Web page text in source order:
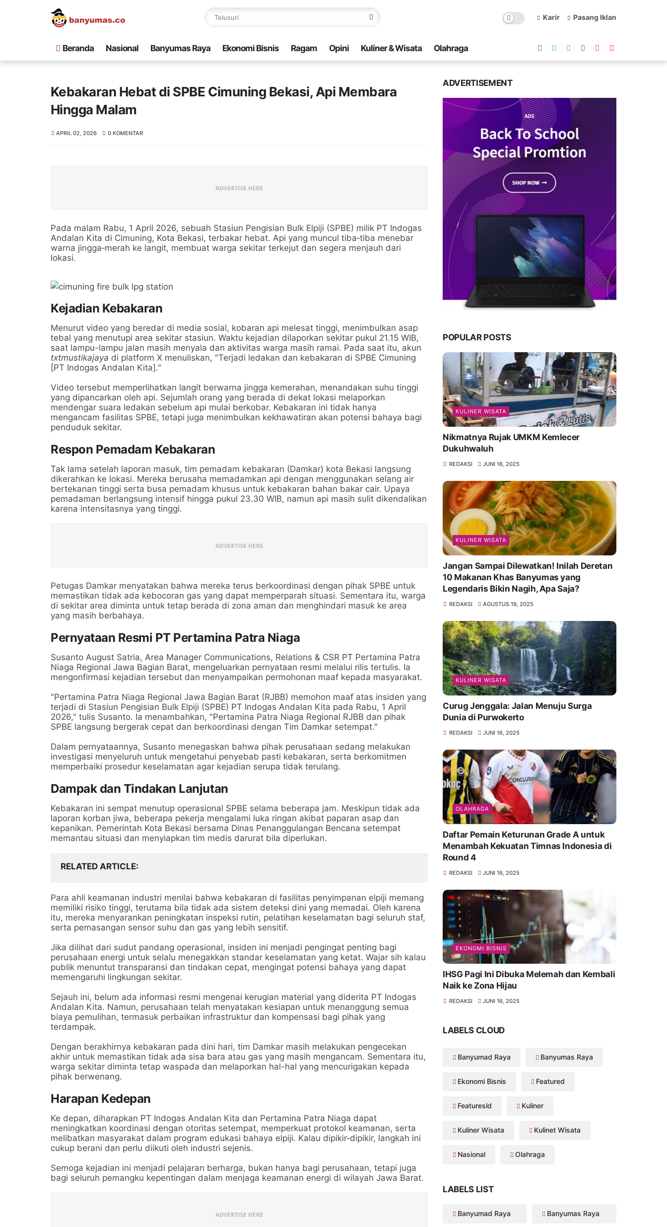
Karir Pasang Iklan
Beranda Nasional Banyumas Raya Ekonomi Bisnis Ragam Opini Kuliner & Wisata Olahraga
Kebakaran Hebat di SPBE Cimuning Bekasi, Api Membara
Hingga Malam
APRIL 02, 2026 0 KOMENTAR
Pada malam Rabu, 1 April 2026, sebuah Stasiun Pengisian Bulk Elpiji (SPBE) milik PT Indogas
Andalan Kita di Cimuning, Kota Bekasi, terbakar hebat. Api yang muncul tiba‑tiba menebar
warna jingga‑merah ke langit, membuat warga sekitar terkejut dan segera menjauh dari
lokasi.
Kejadian Kebakaran
Menurut video yang beredar di media sosial, kobaran api melesat tinggi, menimbulkan asap
tebal yang menutupi area sekitar stasiun. Waktu kejadian dilaporkan sekitar pukul 21.15 WIB,
saat lampu-lampu jalan masih menyala dan aktivitas warga masih ramai. Pada saat itu, akun
txtmustikajaya di platform X menuliskan, "Terjadi ledakan dan kebakaran di SPBE Cimuning
[PT Indogas Andalan Kita]."
Video tersebut memperlihatkan langit berwarna jingga kemerahan, menandakan suhu tinggi
yang dipancarkan oleh api. Sejumlah orang yang berada di dekat lokasi melaporkan
mendengar suara ledakan sebelum api mulai berkobar. Kebakaran ini tidak hanya
mengancam fasilitas SPBE, tetapi juga menimbulkan kekhawatiran akan potensi bahaya bagi
penduduk sekitar.
Respon Pemadam Kebakaran
Tak lama setelah laporan masuk, tim pemadam kebakaran (Damkar) kota Bekasi langsung
dikerahkan ke lokasi. Mereka berusaha memadamkan api dengan menggunakan selang air
bertekanan tinggi serta busa pemadam khusus untuk kebakaran bahan bakar cair. Upaya
pemadaman berlangsung intensif hingga pukul 23.30 WIB, namun api masih sulit dikendalikan
karena intensitasnya yang tinggi.
Petugas Damkar menyatakan bahwa mereka terus berkoordinasi dengan pihak SPBE untuk
memastikan tidak ada kebocoran gas yang dapat memperparah situasi. Sementara itu, warga
di sekitar area diminta untuk tetap berada di zona aman dan menghindari masuk ke area
yang masih berbahaya.
Pernyataan Resmi PT Pertamina Patra Niaga
Susanto August Satria, Area Manager Communications, Relations & CSR PT Pertamina Patra
Niaga Regional Jawa Bagian Barat, mengeluarkan pernyataan resmi melalui rilis tertulis. Ia
mengonfirmasi kejadian tersebut dan menyampaikan permohonan maaf kepada masyarakat.
"Pertamina Patra Niaga Regional Jawa Bagian Barat (RJBB) memohon maaf atas insiden yang
terjadi di Stasiun Pengisian Bulk Elpiji (SPBE) PT Indogas Andalan Kita pada Rabu, 1 April
2026," tulis Susanto. Ia menambahkan, "Pertamina Patra Niaga Regional RJBB dan pihak
SPBE langsung bergerak cepat dan berkoordinasi dengan Tim Damkar setempat."
Dalam pernyataannya, Susanto menegaskan bahwa pihak perusahaan sedang melakukan
investigasi menyeluruh untuk mengetahui penyebab pasti kebakaran, serta berkomitmen
memperbaiki prosedur keselamatan agar kejadian serupa tidak terulang.
Dampak dan Tindakan Lanjutan
Kebakaran ini sempat menutup operasional SPBE selama beberapa jam. Meskipun tidak ada
laporan korban jiwa, beberapa pekerja mengalami luka ringan akibat paparan asap dan
kepanikan. Pemerintah Kota Bekasi bersama Dinas Penanggulangan Bencana setempat
memantau situasi dan menyiapkan tim medis darurat bila diperlukan.
RELATED ARTICLE
Para ahli keamanan industri menilai bahwa kebakaran di fasilitas penyimpanan elpiji memang
memiliki risiko tinggi, terutama bila tidak ada sistem deteksi dini yang memadai. Oleh karena
itu, mereka menyarankan peningkatan inspeksi rutin, pelatihan keselamatan bagi seluruh staf,
serta pemasangan sensor suhu dan gas yang lebih sensitif.
Jika dilihat dari sudut pandang operasional, insiden ini menjadi pengingat penting bagi
perusahaan energi untuk selalu menegakkan standar keselamatan yang ketat. Wajar sih kalau
publik menuntut transparansi dan tindakan cepat, mengingat potensi bahaya yang dapat
memengaruhi lingkungan sekitar.
Sejauh ini, belum ada informasi resmi mengenai kerugian material yang diderita PT Indogas
Andalan Kita. Namun, perusahaan telah menyatakan kesiapan untuk menanggung semua
biaya pemulihan, termasuk perbaikan infrastruktur dan kompensasi bagi pihak yang
terdampak.
Dengan berakhirnya kebakaran pada dini hari, tim Damkar masih melakukan pengecekan
akhir untuk memastikan tidak ada sisa bara atau gas yang masih mengancam. Sementara itu,
warga sekitar diminta tetap waspada dan melaporkan hal-hal yang mencurigakan kepada
pihak berwenang.
Harapan Kedepan
Ke depan, diharapkan PT Indogas Andalan Kita dan Pertamina Patra Niaga dapat
meningkatkan koordinasi dengan otoritas setempat, memperkuat protokol keamanan, serta
melibatkan masyarakat dalam program edukasi bahaya elpiji. Kalau dipikir‑dipikir, langkah ini
cukup berani dan perlu diikuti oleh industri sejenis.
Semoga kejadian ini menjadi pelajaran berharga, bukan hanya bagi perusahaan, tetapi juga
bagi seluruh pemangku kepentingan dalam menjaga keamanan energi di wilayah Jawa Barat.
ADVERTISEMENT
POPULAR POSTS
KULINER WISATA
Nikmatnya Rujak UMKM Kemlecer
Dukuhwaluh
REDAKSI JUNI 16, 2025
KULINER WISATA
Jangan Sampai Dilewatkan! Inilah Deretan
10 Makanan Khas Banyumas yang
Legendaris Bikin Nagih, Apa Saja?
REDAKSI AGUSTUS 19, 2025
KULINER WISATA
Curug Jenggala: Jalan Menuju Surga
Dunia di Purwokerto
REDAKSI JUNI 16, 2025
OLAHRAGA
Daftar Pemain Keturunan Grade A untuk
Menambah Kekuatan Timnas Indonesia di
Round 4
REDAKSI JUNI 16, 2025
EKONOMI BISNIS
IHSG Pagi Ini Dibuka Melemah dan Kembali
Naik ke Zona Hijau
REDAKSI JUNI 16, 2025
LABELS CLOUD
Banyumad Raya Banyumas Raya
Ekonomi Bisnis Featured
Featuresld Kuliner
Kuliner Wisata Kulinet Wisata
Nasional Olahraga
LABELS LIST
Banyumad Raya Banyumas Raya